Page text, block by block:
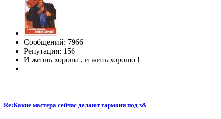
Сообщений: 7966
Репутация: 156
И жизнь хороша , и жить хорошо !
Re:Какие мастера сейчас делают гармони под з&